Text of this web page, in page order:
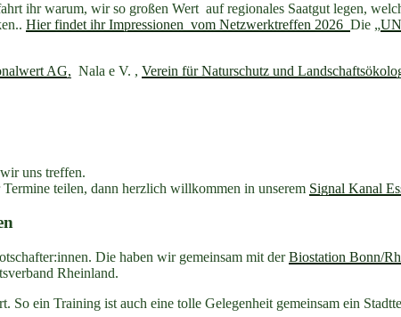
ihr warum, wir so großen Wert auf regionales Saatgut legen,
Hier findet ihr Impressionen vom Netzwerktreffen 2026 Die „
AG, Nala e V. , Verein für Naturschutz und
uns treffen.
teilen, dann herzlich willkommen in unserem Signal Kanal
Die haben wir gemeinsam mit derBiostation Bonn/
Rheinland.
ein Training ist auch eine tolle Gelegenheit gemeinsam ein